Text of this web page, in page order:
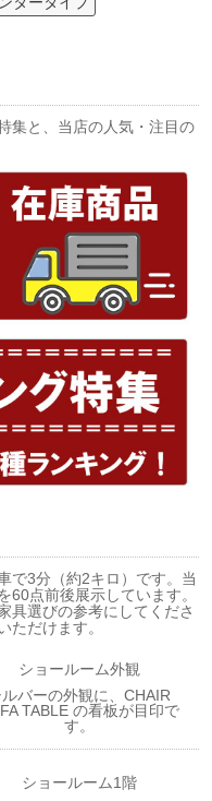
集と、当店の人気・注目の
で3分（約2キロ）です。当
60点前後展示しています。
具選びの参考にしてくださ
ただけます。
ショールーム外観
ルバーの外観に、CHAIR
TABLE の看板が目印で
す。
ショールーム1階